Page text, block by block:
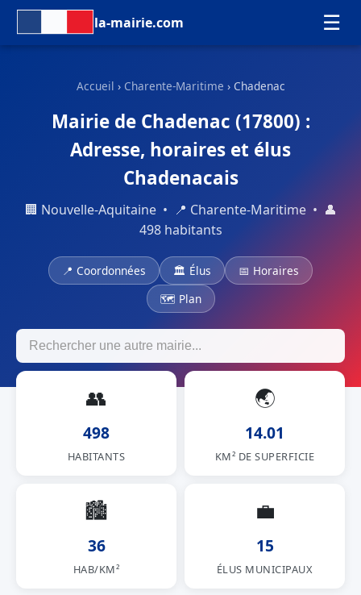
la-mairie.com ☰
Accueil › Charente-Maritime › Chadenac
Mairie de Chadenac (17800) :
Adresse, horaires et élus
Chadenacais
🏢 Nouvelle-Aquitaine • 📍 Charente-Maritime • 👤
498 habitants
📍 Coordonnées 🏛 Élus
📅 Horaires
🗺 Plan
👥
498
HABITANTS
🌏
14.01
KM² DE SUPERFICIE
🏙
36
HAB/KM²
💼
15
ÉLUS MUNICIPAUX